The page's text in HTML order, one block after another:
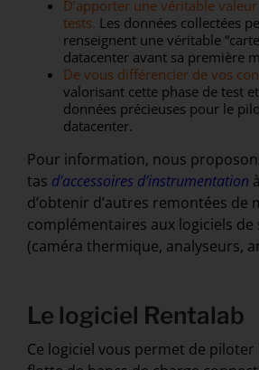
Le logiciel Rentalab
Ce logiciel vous permet de piloter
D’apporter une véritable
tests. Les données collectées
renseignent une véritable
datacenter avant sa première
De vous différencier de vos
valorisant cette phase de test
données précieuses pour le
datacenter.
Pour information, nous
tas d’accessoires d’instrumentation
d’obtenir d’autres remontées de
complémentaires aux logiciels de
(caméra thermique, analyseurs,